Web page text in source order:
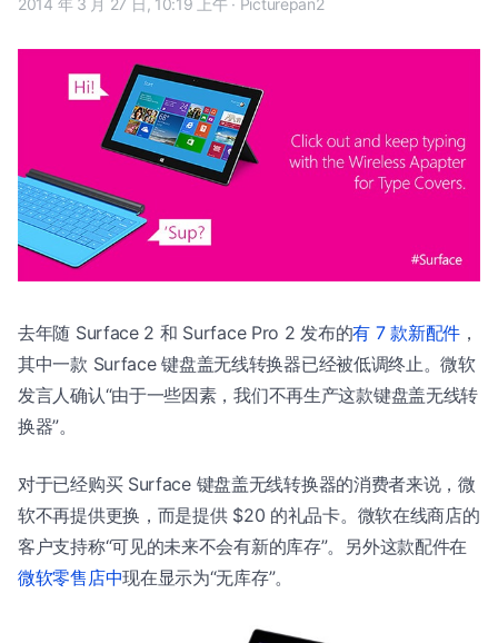
2014 年 3 月 27 日, 10:19 上午 · Picturepan2
去年随 Surface 2 和 Surface Pro 2 发布的有 7 款新配件，
其中一款 Surface 键盘盖无线转换器已经被低调终止。微软
发言人确认“由于一些因素，我们不再生产这款键盘盖无线转
换器”。
对于已经购买 Surface 键盘盖无线转换器的消费者来说，微
软不再提供更换，而是提供 $20 的礼品卡。微软在线商店的
客户支持称“可见的未来不会有新的库存”。另外这款配件在
微软零售店中现在显示为“无库存”。